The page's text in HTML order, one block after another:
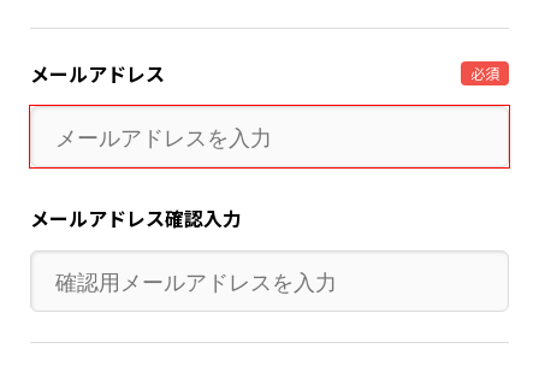
メールアドレス 必須
メールアドレス確認入力